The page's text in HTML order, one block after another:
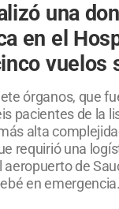
una
en el
vuelos
órganos, que
pacientes de la
alta
requirió una
aeropuerto de
en emergencia.